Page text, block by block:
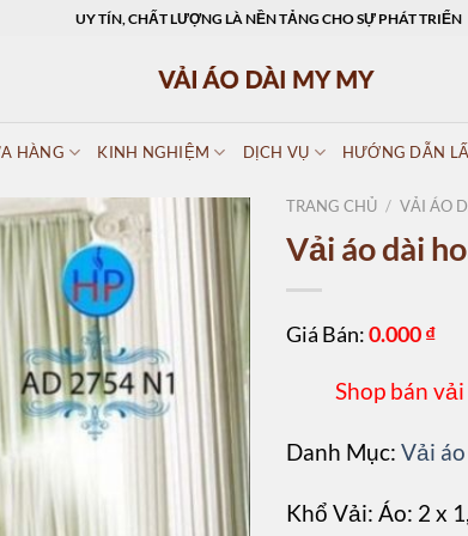
UY TÍN, CHẤT LƯỢNG LÀ NỀN TẢNG CHO SỰ PHÁT TRIỂN
HÀNG KINH NGHIỆM DỊCH VỤ HƯỚNG DẪN
TRANG CHỦ / VẢI ÁO
Vải áo dài
Giá Bán:0.000₫
Shop bán
Danh Mục: Vải
Khổ Vải: Áo: 2 x